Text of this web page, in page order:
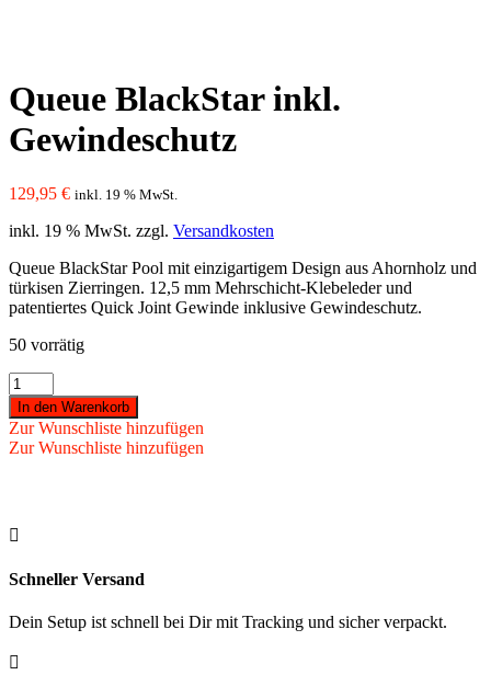
Queue BlackStar inkl.
Gewindeschutz
129,95 € inkl. 19 % MwSt.
inkl. 19 % MwSt. zzgl. Versandkosten
Queue BlackStar Pool mit einzigartigem Design aus Ahornholz und
türkisen Zierringen. 12,5 mm Mehrschicht-Klebeleder und
patentiertes Quick Joint Gewinde inklusive Gewindeschutz.
50 vorrätig
Queue
BlackStar
inkl.
Gewindeschutz
Menge
In den Warenkorb
Zur Wunschliste hinzufügen
Zur Wunschliste hinzufügen

Schneller Versand
Dein Setup ist schnell bei Dir mit Tracking und sicher verpackt.
